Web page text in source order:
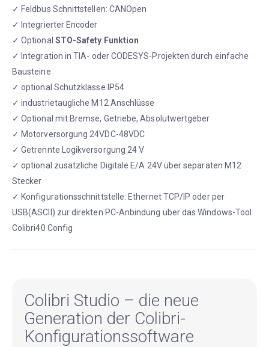
✓ Feldbus Schnittstellen: CANOpen
✓ Integrierter Encoder
✓ Optional STO-Safety Funktion
✓ Integration in TIA- oder CODESYS-Projekten durch einfache
Bausteine
✓ optional Schutzklasse IP54
✓ industrietaugliche M12 Anschlüsse
✓ Optional mit Bremse, Getriebe, Absolutwertgeber
✓ Motorversorgung 24VDC-48VDC
✓ Getrennte Logikversorgung 24 V
✓ optional zusätzliche Digitale E/A 24V über separaten M12
Stecker
✓ Konfigurationsschnittstelle: Ethernet TCP/IP oder per
USB(ASCII) zur direkten PC-Anbindung über das Windows-Tool
Colibri40 Config
Colibri Studio – die neue
Generation der Colibri-
Konfigurationssoftware